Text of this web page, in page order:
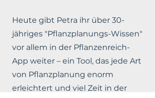
Heute gibt Petra ihr über 30-
jähriges "Pflanzplanungs-Wissen"
vor allem in der Pflanzenreich-
App weiter – ein Tool, das jede Art
von Pflanzplanung enorm
erleichtert und viel Zeit in der